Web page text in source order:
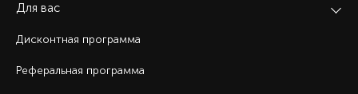
Для вас
Дисконтная программа
Реферальная программа